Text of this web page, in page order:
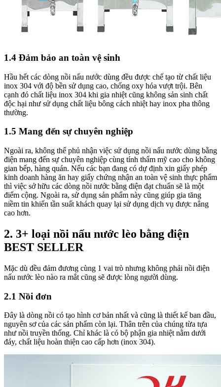
1.4 Đảm bảo an toàn vệ sinh
Hầu hết các dòng nồi nấu nước dùng đều được chế tạo từ chất liệu
inox 304 với độ bền sử dụng cao, chống oxy hóa vượt trội. Bên
cạnh đó chất liệu inox 304 khi gia nhiệt cũng không sản sinh chất
độc hại như sử dụng chất liệu bông cách nhiệt hay inox pha thông
thường.
1.5 Mang đến sự chuyên nghiệp
Ngoài ra, không thể phủ nhận việc sử dụng nồi nấu nước dùng bằng
điện mang đến sự chuyên nghiệp cùng tính thẩm mỹ cao cho không
gian bếp, hàng quán. Nếu các bạn đang có dự định xin giấy phép
kinh doanh hàng ăn hay giấy chứng nhận an toàn vệ sinh thực phẩm
thì việc sở hữu các dòng nồi nước bằng điện đạt chuẩn sẽ là một
điểm cộng. Ngoài ra, sử dụng sản phẩm này cũng giúp gia tăng
niềm tin khiến tần suất khách quay lại sử dụng dịch vụ được nâng
cao hơn.
2. 3+ loại nồi nấu nước lèo bằng điện
BEST SELLER
Mặc dù đều đảm đương cùng 1 vai trò nhưng không phải nồi điện
nấu nước lèo nào ra mắt cũng sẽ được lòng người dùng.
2.1 Nồi đơn
Đây là dòng nồi có tạo hình cơ bản nhất và cũng là thiết kế ban đầu,
nguyên sơ của các sản phẩm còn lại. Thân trên của chúng từa tựa
như nồi truyền thống. Chỉ khác là có bộ phận gia nhiệt nằm dưới
đáy, chất liệu hoàn thiện cao cấp hơn (inox 304).